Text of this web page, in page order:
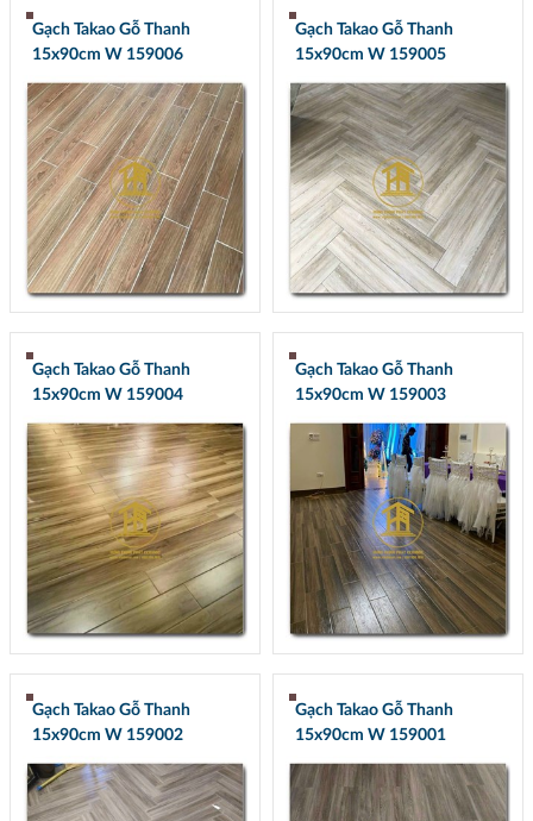
Gạch Takao Gỗ Thanh
15x90cm W 159006
Gạch Takao Gỗ Thanh
15x90cm W 159005
Gạch Takao Gỗ Thanh
15x90cm W 159004
Gạch Takao Gỗ Thanh
15x90cm W 159003
Gạch Takao Gỗ Thanh
15x90cm W 159002
Gạch Takao Gỗ Thanh
15x90cm W 159001